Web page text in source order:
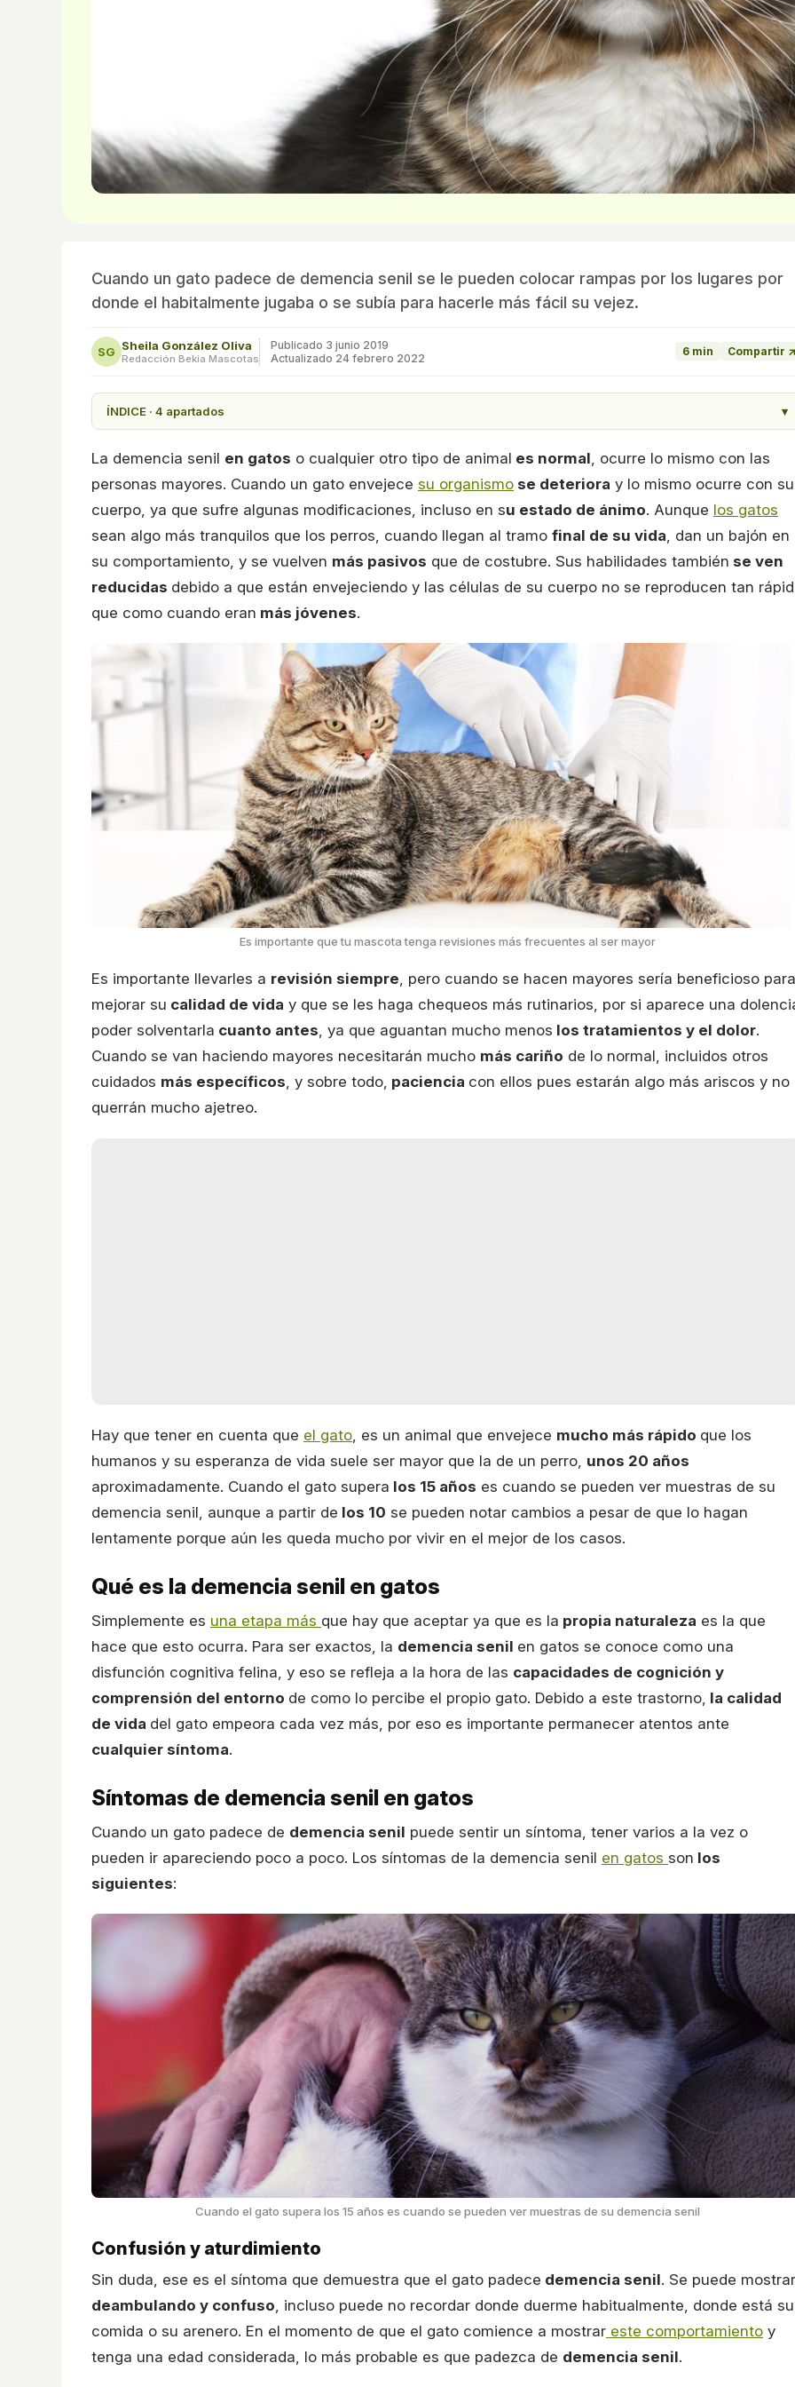
Cuando un gato padece de demencia senil se le pueden colocar rampas por los lugares por
donde el habitalmente jugaba o se subía para hacerle más fácil su vejez.
SG Sheila González Oliva
Redacción Bekia Mascotas
Publicado 3 junio 2019
Actualizado 24 febrero 2022
6 min Compartir ↗
ÍNDICE · 4 apartados ▾
La demencia senil en gatos o cualquier otro tipo de animal es normal , ocurre lo mismo con las
personas mayores. Cuando un gato envejece su organismo se deteriora y lo mismo ocurre con su
cuerpo, ya que sufre algunas modificaciones, incluso en su estado de ánimo. Aunque los gatos
sean algo más tranquilos que los perros, cuando llegan al tramo final de su vida , dan un bajón en
su comportamiento, y se vuelven más pasivos que de costubre. Sus habilidades también se ven
reducidas debido a que están envejeciendo y las células de su cuerpo no se reproducen tan
que como cuando eran más jóvenes.
Es importante que tu mascota tenga revisiones más frecuentes al ser mayor
Es importante llevarles a revisión siempre , pero cuando se hacen mayores sería beneficioso para
mejorar su calidad de vida y que se les haga chequeos más rutinarios, por si aparece una
poder solventarla cuanto antes , ya que aguantan mucho menos los tratamientos y el dolor.
Cuando se van haciendo mayores necesitarán mucho más cariño de lo normal, incluidos otros
cuidados más específicos , y sobre todo, paciencia con ellos pues estarán algo más ariscos y no
querrán mucho ajetreo.
Hay que tener en cuenta que el gato , es un animal que envejece mucho más rápido que los
humanos y su esperanza de vida suele ser mayor que la de un perro, unos 20 años
aproximadamente. Cuando el gato supera los 15 años es cuando se pueden ver muestras de su
demencia senil, aunque a partir de los 10 se pueden notar cambios a pesar de que lo hagan
lentamente porque aún les queda mucho por vivir en el mejor de los casos.
Qué es la demencia senil en gatos
Simplemente es una etapa más que hay que aceptar ya que es la propia naturaleza es la que
hace que esto ocurra. Para ser exactos, la demencia senil en gatos se conoce como una
disfunción cognitiva felina, y eso se refleja a la hora de las capacidades de cognición y
comprensión del entorno de como lo percibe el propio gato. Debido a este trastorno, la calidad
de vida del gato empeora cada vez más, por eso es importante permanecer atentos ante
cualquier síntoma.
Síntomas de demencia senil en gatos
Cuando un gato padece de demencia senil puede sentir un síntoma, tener varios a la vez o
pueden ir apareciendo poco a poco. Los síntomas de la demencia senil en gatos son los
siguientes:
Cuando el gato supera los 15 años es cuando se pueden ver muestras de su demencia senil
Confusión y aturdimiento
Sin duda, ese es el síntoma que demuestra que el gato padece demencia senil. Se puede mostrar
deambulando y confuso, incluso puede no recordar donde duerme habitualmente, donde está su
comida o su arenero. En el momento de que el gato comience a mostrar este comportamiento y
tenga una edad considerada, lo más probable es que padezca de demencia senil.